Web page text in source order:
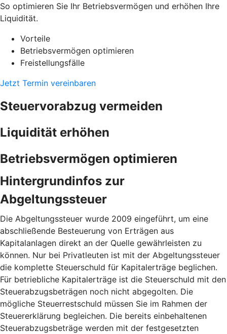
So optimieren Sie Ihr Betriebsvermögen und erhöhen Ihre
Liquidität.
Vorteile
Betriebsvermögen optimieren
Freistellungsfälle
Jetzt Termin vereinbaren
Steuervorabzug vermeiden
Liquidität erhöhen
Betriebsvermögen optimieren
Hintergrundinfos zur
Abgeltungssteuer
Die Abgeltungssteuer wurde 2009 eingeführt, um eine
abschließende Besteuerung von Erträgen aus
Kapitalanlagen direkt an der Quelle gewährleisten zu
können. Nur bei Privatleuten ist mit der Abgeltungssteuer
die komplette Steuerschuld für Kapitalerträge beglichen.
Für betriebliche Kapitalerträge ist die Steuerschuld mit den
Steuerabzugsbeträgen noch nicht abgegolten. Die
mögliche Steuerrestschuld müssen Sie im Rahmen der
Steuererklärung begleichen. Die bereits einbehaltenen
Steuerabzugsbeträge werden mit der festgesetzten